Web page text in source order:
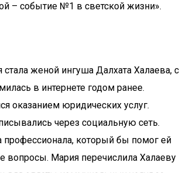
– событие №1 в светской жизни».
стала женой ингуша Далхата Халаева, с
в интернете годом ранее.
оказанием юридических услуг.
через социальную сеть.
профессионала, который бы помог ей
вопросы. Мария перечислила Халаеву